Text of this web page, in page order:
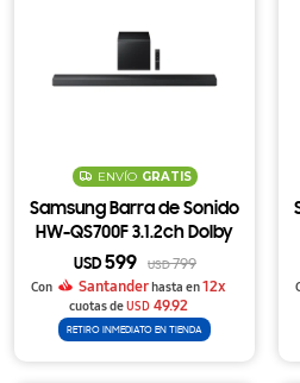
ENVÍO GRATIS
Samsung Barra de Sonido
HW-QS700F 3.1.2ch Dolby
Atmos con Subwoofer y
Ajuste Descapotable
USD 599 USD799
Con
Santanderhasta en12x
cuotas deUSD 49.92
RETIRO INMEDIATO EN TIENDA